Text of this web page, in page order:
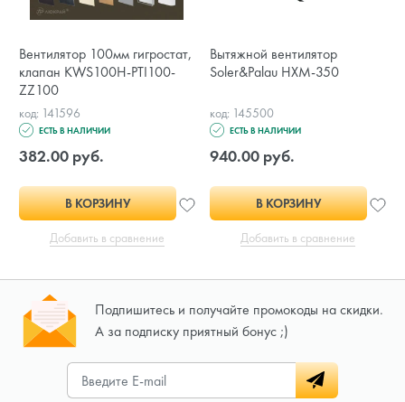
Вентилятор 100мм гигростат,
клапан KWS100H-PTI100-
ZZ100
код: 141596
ЕСТЬ В НАЛИЧИИ
382.00 руб.
В КОРЗИНУ
Добавить в сравнение
Вытяжной вентилятор
Soler&Palau HXM-350
код: 145500
ЕСТЬ В НАЛИЧИИ
940.00 руб.
В КОРЗИНУ
Добавить в сравнение
Подпишитесь и получайте промокоды на скидки.
А за подписку приятный бонус ;)